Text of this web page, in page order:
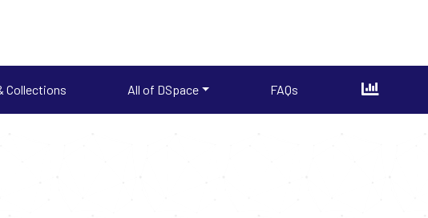
Collections All of DSpace FAQs